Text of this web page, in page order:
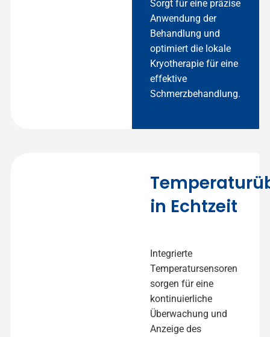
Sorgt für eine präzise
Anwendung der
Behandlung und
optimiert die lokale
Kryotherapie für eine
effektive
Schmerzbehandlung.
in Echtzeit
Integrierte
Temperatursensoren
sorgen für eine
kontinuierliche
Überwachung und
Anzeige des